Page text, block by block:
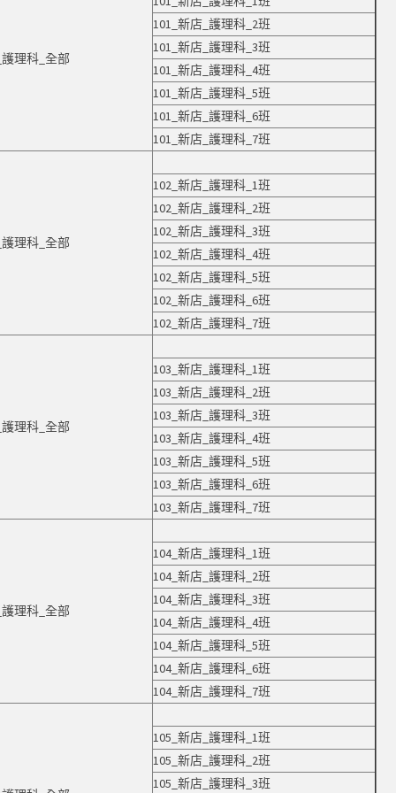
理科_全部
101_新店_護理科_2班
101_新店_護理科_3班
101_新店_護理科_4班
101_新店_護理科_5班
101_新店_護理科_6班
101_新店_護理科_7班
理科_全部
102_新店_護理科_1班
102_新店_護理科_2班
102_新店_護理科_3班
102_新店_護理科_4班
102_新店_護理科_5班
102_新店_護理科_6班
102_新店_護理科_7班
理科_全部
103_新店_護理科_1班
103_新店_護理科_2班
103_新店_護理科_3班
103_新店_護理科_4班
103_新店_護理科_5班
103_新店_護理科_6班
103_新店_護理科_7班
理科_全部
104_新店_護理科_1班
104_新店_護理科_2班
104_新店_護理科_3班
104_新店_護理科_4班
104_新店_護理科_5班
104_新店_護理科_6班
104_新店_護理科_7班
105_新店_護理科_1班
105_新店_護理科_2班
105_新店_護理科_3班